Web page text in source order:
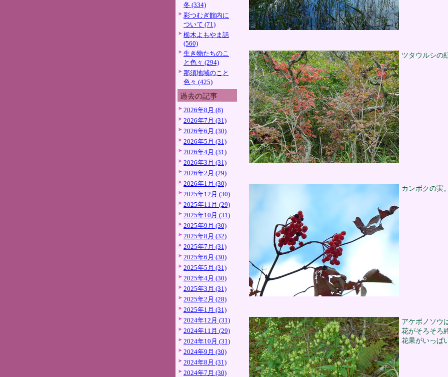
冬 (334)
彩つむぎ館内に
ついて (71)
栃木よもやま話
(560)
生き物たちのこ
と色々 (294)
那須地域のこと
色々 (425)
過去の記事
2026年8月 (8)
2026年7月 (31)
2026年6月 (30)
2026年5月 (31)
2026年4月 (31)
2026年3月 (31)
2026年2月 (29)
2026年1月 (30)
2025年12月 (30)
2025年11月 (29)
2025年10月 (31)
2025年9月 (30)
2025年8月 (32)
2025年7月 (31)
2025年6月 (30)
2025年5月 (31)
2025年4月 (30)
2025年3月 (31)
2025年2月 (28)
2025年1月 (31)
2024年12月 (31)
2024年11月 (29)
2024年10月 (31)
2024年9月 (30)
2024年8月 (31)
2024年7月 (30)
ツタウルシの
カンボクの実。
アケボノソウ
花がそろそろ
花果がいっぱ